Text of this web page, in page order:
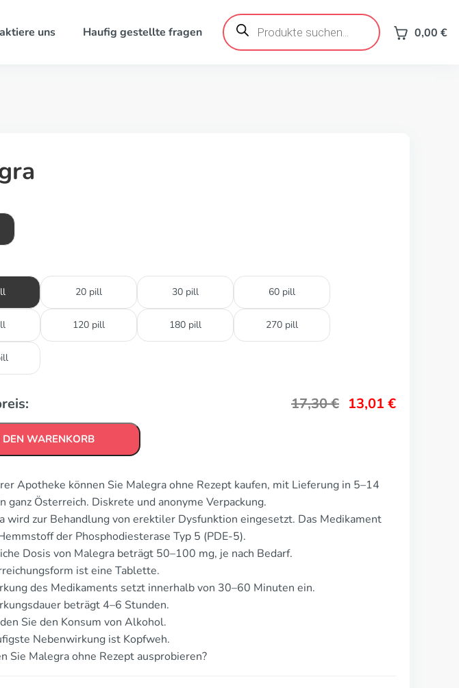
uns Haufig gestellte fragen
Products
search 0,00 €
20 pill 30 pill 60 pill
120 pill 180 pill 270 pill
17,30€ 13,01 €
DEN WARENKORB
Apotheke können Sie Malegra ohne Rezept kaufen, mit Lieferung in 5–14
ganz Österreich. Diskrete und anonyme Verpackung.
wird zur Behandlung von erektiler Dysfunktion eingesetzt. Das Medikament
der Phosphodiesterase Typ 5 (PDE-5).
Dosis von Malegra beträgt 50–100 mg, je nach Bedarf.
ist eine Tablette.
des Medikaments setzt innerhalb von 30–60 Minuten ein.
beträgt 4–6 Stunden.
Sie den Konsum von Alkohol.
Nebenwirkung ist Kopfweh.
Sie Malegra ohne Rezept ausprobieren?